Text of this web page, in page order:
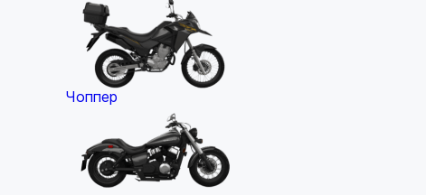
Чоппер